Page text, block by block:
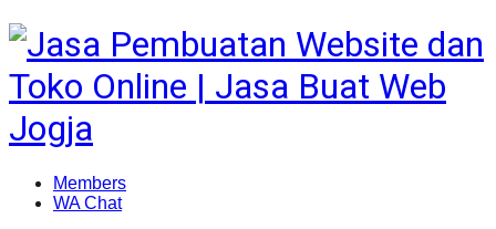
Members
WA Chat